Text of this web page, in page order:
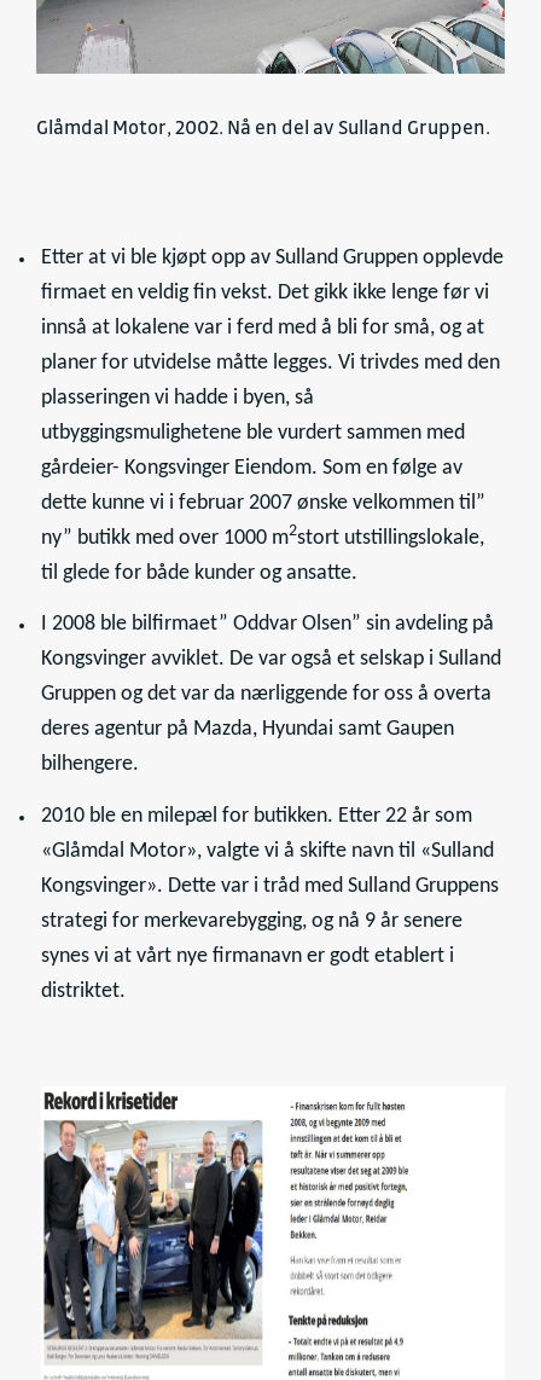
Glåmdal Motor, 2002. Nå en del av Sulland Gruppen.
Etter at vi ble kjøpt opp av Sulland Gruppen opplevde
firmaet en veldig fin vekst. Det gikk ikke lenge før vi
innså at lokalene var i ferd med å bli for små, og at
planer for utvidelse måtte legges. Vi trivdes med den
plasseringen vi hadde i byen, så
utbyggingsmulighetene ble vurdert sammen med
gårdeier- Kongsvinger Eiendom. Som en følge av
dette kunne vi i februar 2007 ønske velkommen til”
ny” butikk med over 1000 m2stort utstillingslokale,
til glede for både kunder og ansatte.
I 2008 ble bilfirmaet” Oddvar Olsen” sin avdeling på
Kongsvinger avviklet. De var også et selskap i Sulland
Gruppen og det var da nærliggende for oss å overta
deres agentur på Mazda, Hyundai samt Gaupen
bilhengere.
2010 ble en milepæl for butikken. Etter 22 år som
«Glåmdal Motor», valgte vi å skifte navn til «Sulland
Kongsvinger». Dette var i tråd med Sulland Gruppens
strategi for merkevarebygging, og nå 9 år senere
synes vi at vårt nye firmanavn er godt etablert i
distriktet.